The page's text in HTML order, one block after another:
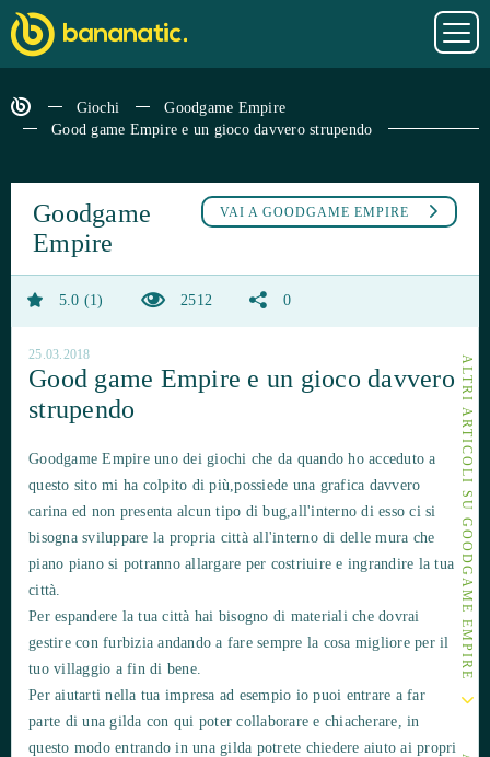
Giochi
Goodgame Empire
Good game Empire e un gioco davvero strupendo
ALTRI ARTICOLI SU GOODGAME EMPIRE
VAI A GOODGAME EMPIRE
Goodgame
Empire
5.0 1 2512 0
25.03.2018
Good game Empire e un gioco davvero
strupendo
Goodgame Empire uno dei giochi che da quando ho acceduto a
questo sito mi ha colpito di più,possiede una grafica davvero
carina ed non presenta alcun tipo di bug,all'interno di esso ci si
bisogna sviluppare la propria città all'interno di delle mura che
piano piano si potranno allargare per costriuire e ingrandire la tua
città.
Per espandere la tua città hai bisogno di materiali che dovrai
gestire con furbizia andando a fare sempre la cosa migliore per il
tuo villaggio a fin di bene.
Per aiutarti nella tua impresa ad esempio io puoi entrare a far
parte di una gilda con qui poter collaborare e chiacherare, in
questo modo entrando in una gilda potrete chiedere aiuto ai propri